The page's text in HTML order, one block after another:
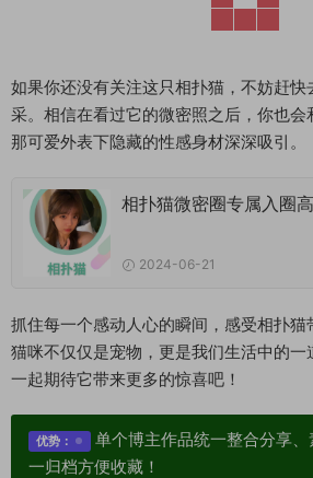
如果你还没有关注这只相扑猫，不妨赶
采。相信在看过它的微密照之后，你也会
那可爱外表下隐藏的性感身材深深吸引。
相扑猫微密圈专属入圈
2024-06-21
抓住每一个感动人心的瞬间，感受相扑猫
猫咪不仅仅是宠物，更是我们生活中的一
一起期待它带来更多的惊喜吧！
优势：
单个博主作品统一整合分享
一归档方便收藏！